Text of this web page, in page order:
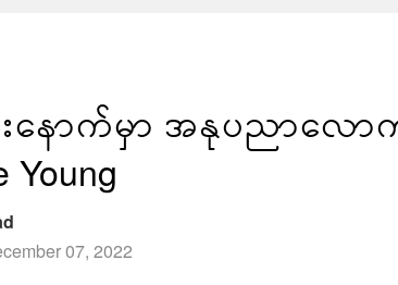
ြီးနောက်မှာ အနုပည
Young
07, 2022